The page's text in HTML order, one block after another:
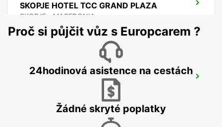
SKOPJE HOTEL TCC GRAND PLAZA
SKOPJE - MACEDONIA
SKOPJE CITY CENTER
Proč si půjčit vůz s Europcarem ?
24hodinová asistence na cestách
Žádné skryté poplatky